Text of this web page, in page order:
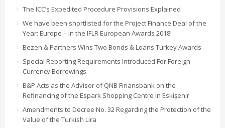
The ICC’s Expedited Procedure Provisions Explained
We have been shortlisted for the Project Finance Deal of the
Year: Europe – in the IFLR European Awards 2018!
Bezen & Partners Wins Two Bonds & Loans Turkey Awards
Special Reporting Requirements Introduced For Foreign
Currency Borrowings
B&P Acts as the Advisor of QNB Finansbank on the
Refinancing of the Espark Shopping Centre in Eskişehir
Amendments to Decree No. 32 Regarding the Protection of the
Value of the Turkish Lira